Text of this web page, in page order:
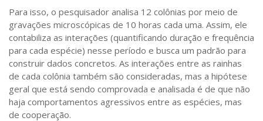
Para isso, o pesquisador analisa 12 colônias por meio de
gravações microscópicas de 10 horas cada uma. Assim, ele
contabiliza as interações (quantificando duração e frequência
para cada espécie) nesse período e busca um padrão para
construir dados concretos. As interações entre as rainhas
de cada colônia também são consideradas, mas a hipótese
geral que está sendo comprovada e analisada é de que não
haja comportamentos agressivos entre as espécies, mas
de cooperação.